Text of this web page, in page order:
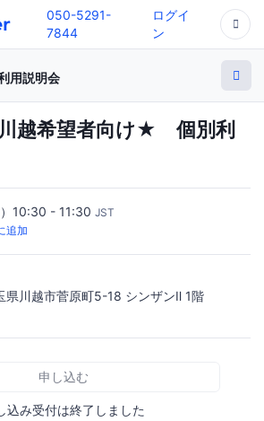
050-5291-
7844
ログイ
ン
用説明会
越希望者向け★ 個別利
10:30 - 11:30 JST
追加
川越市菅原町5-18 シンザンⅡ 1階
申し込む
込み受付は終了しました